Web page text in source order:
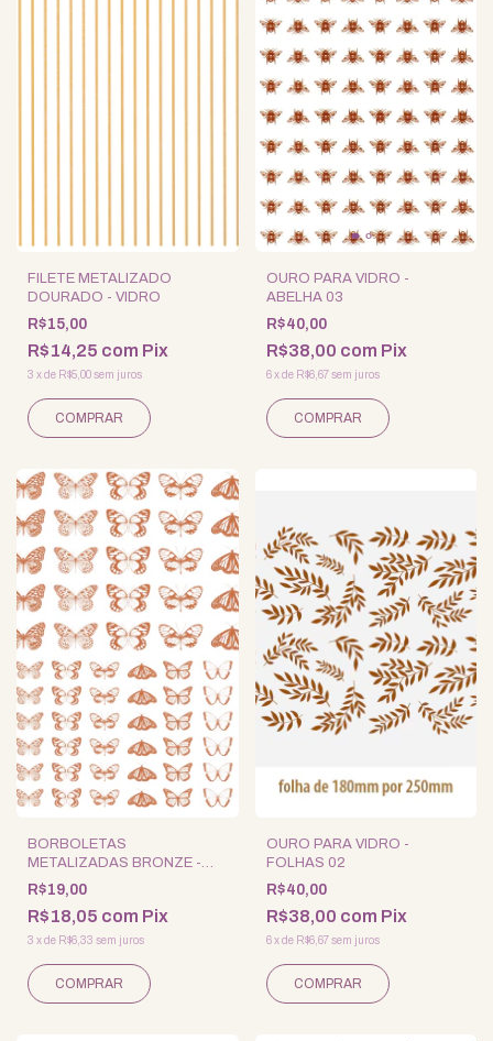
FILETE METALIZADO
DOURADO - VIDRO
R$15,00
R$14,25 com Pix
3 xde R$5,00sem juros
OURO PARA VIDRO -
ABELHA 03
R$40,00
R$38,00 com Pix
6 xde R$6,67 sem juros
BORBOLETAS
METALIZADAS BRONZE -
VIDRO
R$19,00
R$18,05 com Pix
3 xde R$6,33 sem juros
OURO PARA VIDRO -
FOLHAS 02
R$40,00
R$38,00 com Pix
6 xde R$6,67 sem juros